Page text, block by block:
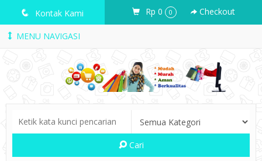
q Kontak Kami Rp 0 0 Checkout
MENU NAVIGASI
Cari